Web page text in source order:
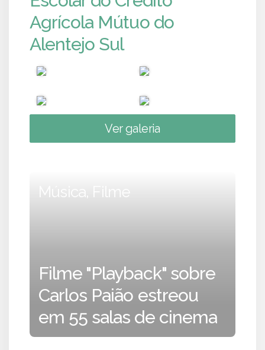
Agrícola Mútuo do
Alentejo Sul
Ver galeria
Música, Filme
Filme "Playback" sobre
Carlos Paião estreou
em 55 salas de cinema